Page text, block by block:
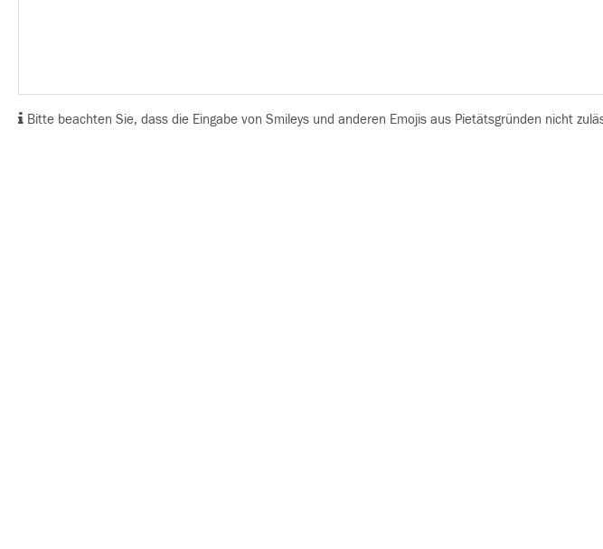
Bitte beachten Sie, dass die Eingabe von Smileys und anderen Emojis aus Pietätsgründen nicht